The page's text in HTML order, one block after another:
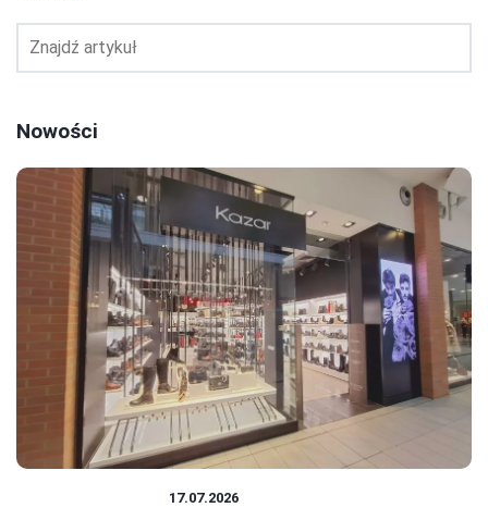
Nowości
17.07.2026